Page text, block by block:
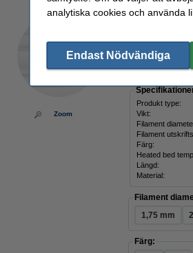
Zoom
Beskrivning
möjliga
utskrifter som
Läshärom du
Produkt type:
Vikt:
Filament
Filament
Färg:
Heated bed
Längd:
Material:
Filament
1,75 mm
Färg:
analytiska cookies och använda
Endast Nödvändiga